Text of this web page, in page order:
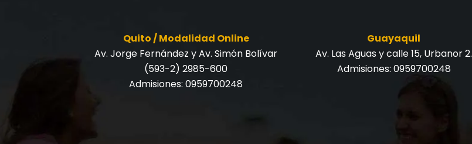
Quito / Modalidad Online
Av. Jorge Fernández y Av. Simón Bolívar
(593-2) 2985-600
Admisiones:0959700248
Guayaquil
Av. Las Aguas y calle 15, Urbanor 2.
Admisiones: 0959700248